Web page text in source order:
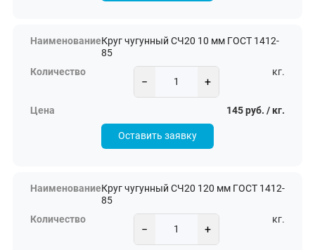
Круг чугунный СЧ20 10 мм ГОСТ 1412-
85
− +
кг.
145 руб. / кг.
Оставить заявку
Круг чугунный СЧ20 120 мм ГОСТ 1412-
85
− +
кг.